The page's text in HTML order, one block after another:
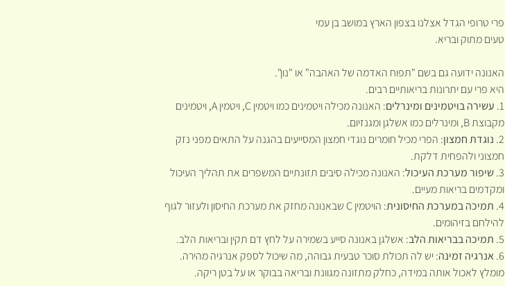
פרי טרופי הגדל אצלנו בצפון הארץ במושב בן עמי
טעים מתוק ובריא.
האנונה ידועה גם בשם "תפוח האדמה של האהבה" או "נון".
היא פרי עם יתרונות בריאותיים רבים.
1. עשירה בויטמינים ומינרלים
: האנונה מכילה ויטמינים כמו ויטמין C, ויטמין A, ויטמינים
מקבוצת B, ומינרלים כמו אשלגן ומגנזיום.
2. נוגדת חמצון: הפרי מכיל חומרים נוגדי חמצון המסייעים בהגנה על התאים מפני נזק
חמצוני ולהפחית דלקת.
3. שיפור מערכת העיכול: האנונה מכילה סיבים תזונתיים המשפרים את תהליך העיכול
ומקדמים בריאות מעיים.
4. תמיכה במערכת החיסונית
: הויטמין C שבאנונה מחזק את מערכת החיסון ולעזור לגוף
להילחם בזיהומים.
5. תמיכה בבריאות הלב: אשלגן באנונה סייע בשמירה על לחץ דם תקין ובריאות הלב.
6. אנרגיה זמינה: יש לה תכולת סוכר טבעית גבוהה, מה שיכול לספק אנרגיה מהירה.
מומלץ לאכול אותה במידה, כחלק מתזונה מגוונת ובריאה בבוקר או על בטן ריקה.